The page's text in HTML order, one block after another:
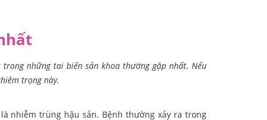
những tai biến sản khoa thường gặp nhất. Nếu
trọng này.
nhiễm trùng hậu sản. Bệnh thường xảy ra trong